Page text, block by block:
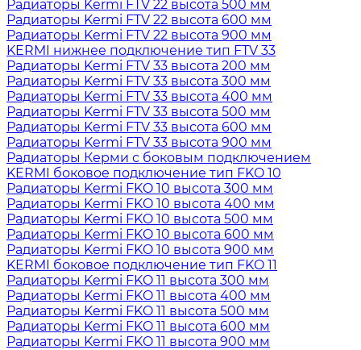
Радиаторы Kermi FTV 22 высота 500 мм
Радиаторы Kermi FTV 22 высота 600 мм
Радиаторы Kermi FTV 22 высота 900 мм
KERMI нижнее подключение тип FTV 33
Радиаторы Kermi FTV 33 высота 200 мм
Радиаторы Kermi FTV 33 высота 300 мм
Радиаторы Kermi FTV 33 высота 400 мм
Радиаторы Kermi FTV 33 высота 500 мм
Радиаторы Kermi FTV 33 высота 600 мм
Радиаторы Kermi FTV 33 высота 900 мм
Радиаторы Керми с боковым подключением
KERMI боковое подключение тип FKO 10
Радиаторы Kermi FKO 10 высота 300 мм
Радиаторы Kermi FKO 10 высота 400 мм
Радиаторы Kermi FKO 10 высота 500 мм
Радиаторы Kermi FKO 10 высота 600 мм
Радиаторы Kermi FKO 10 высота 900 мм
KERMI боковое подключение тип FKO 11
Радиаторы Kermi FKO 11 высота 300 мм
Радиаторы Kermi FKO 11 высота 400 мм
Радиаторы Kermi FKO 11 высота 500 мм
Радиаторы Kermi FKO 11 высота 600 мм
Радиаторы Kermi FKO 11 высота 900 мм